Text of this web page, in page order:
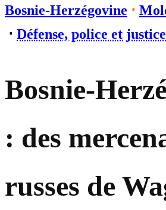
Bosnie-Herzégovine ⋅
⋅ Défense, police et justice
Bosnie-
: des
russes de